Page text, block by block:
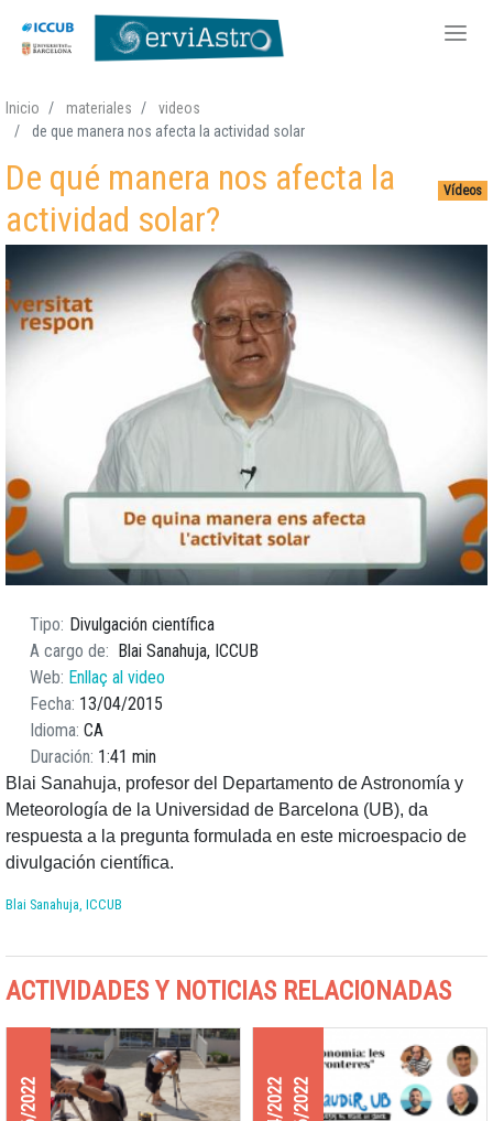
al
principal
Inicio materiales
videos
de que manera nos afecta la actividad solar
Vídeos
De qué manera nos afecta la
actividad solar?
Tipo
Divulgación científica
A cargo de
Blai Sanahuja, ICCUB
Web Enllaç al video
Fecha 13/04/2015
Idioma CA
Duración 1:41 min
Blai Sanahuja, profesor del Departamento de Astronomía y
Meteorología de la Universidad de Barcelona (UB), da
respuesta a la pregunta formulada en este microespacio de
divulgación científica.
Blai Sanahuja, ICCUB
ACTIVIDADES Y NOTICIAS RELACIONADAS